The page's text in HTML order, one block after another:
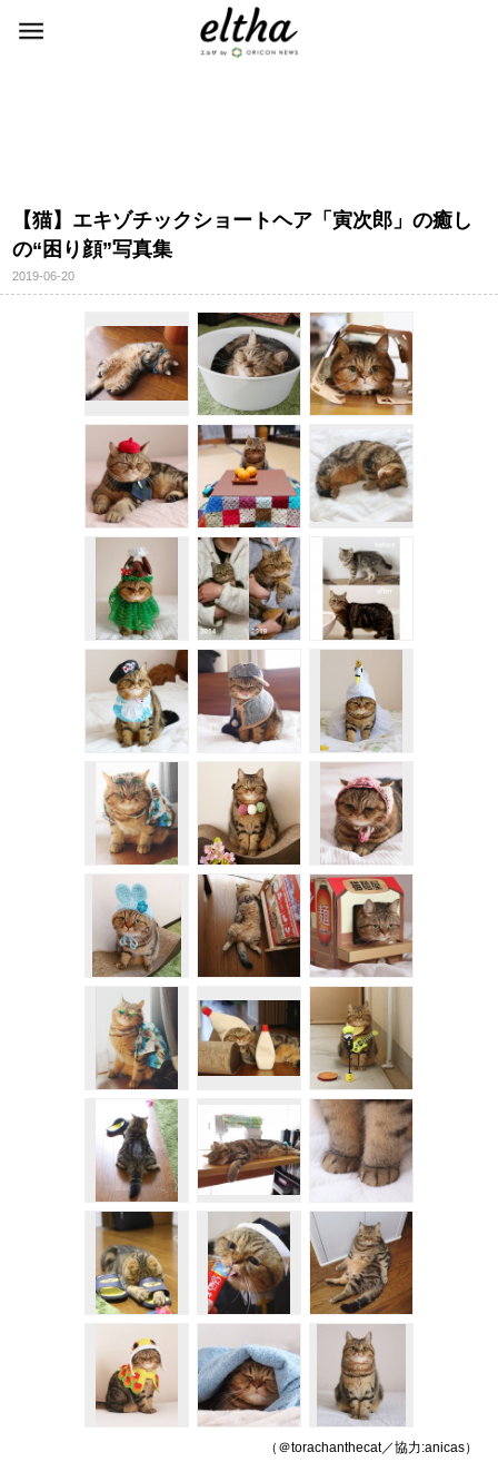
【猫】エキゾチックショートヘア「寅次郎」の癒し
の“困り顔”写真集
2019-06-20
（＠torachanthecat／協力:anicas）